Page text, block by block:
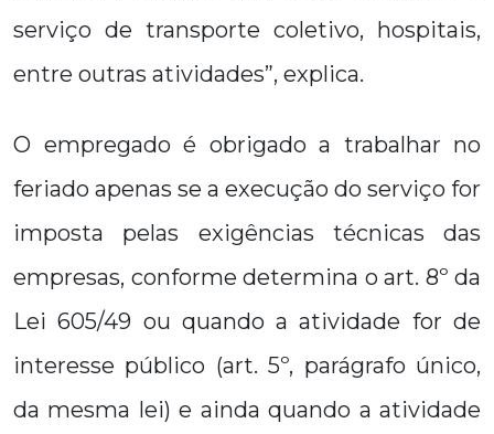
serviço de transporte coletivo, hospitais,
entre outras atividades”, explica.
O empregado é obrigado a trabalhar no
feriado apenas se a execução do serviço for
imposta pelas exigências técnicas das
empresas, conforme determina o art. 8º da
Lei 605/49 ou quando a atividade for de
interesse público (art. 5º, parágrafo único,
da mesma lei) e ainda quando a atividade